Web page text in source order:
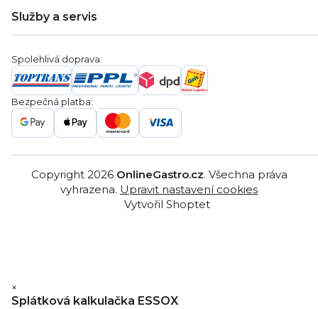
Věrnostní program
Blog
Záruka
Ochrana osobních údajů
Reklamační řády
Služby a servis
Servis a reklamace
Poptávka
Gastro projekty
Značky
Gastro velkoobchod
Spolehlivá doprava:
Bezpečná platba:
Vytvořil Shoptet
Copyright 2026 OnlineGastro.cz. Všechna práva
vyhrazena. Upravit nastavení cookies
×
Splátková kalkulačka ESSOX